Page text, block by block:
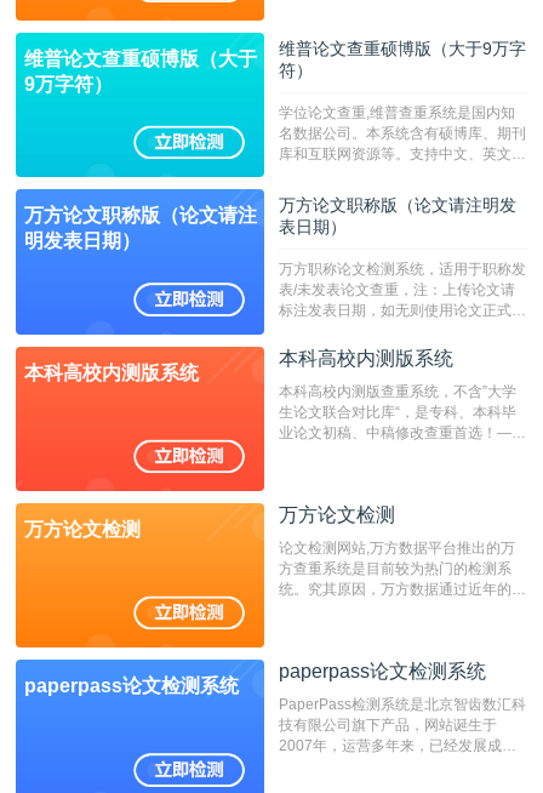
维普论文查重硕博版（大于
9万字符）
维普论文查重硕博版（大于9万字
符）
学位论文查重,维普查重系统是国内知
名数据公司。本系统含有硕博库、期刊
库和互联网资源等。支持中文、英文、
定院校！！！
万方论文职称版（论文请注
明发表日期）
万方论文职称版（论文请注明发
表日期）
万方职称论文检测系统，适用于职称发
表/未发表论文查重，注：上传论文请
标注发表日期，如无则使用论文正式发
成时间作为发表日期。
本科高校内测版系统
本科高校内测版系统
本科高校内测版查重系统，不含”大学
生论文联合对比库“，是专科、本科毕
业论文初稿、中稿修改查重首选！——
万方论文检测
万方论文检测
论文检测网站,万方数据平台推出的万
方查重系统是目前较为热门的检测系
统。究其原因，万方数据通过近年的发
非。其次，相对于知网而言，万方检测
重的推荐系统。
paperpass论文检测系统
paperpass论文检测系统
PaperPass检测系统是北京智齿数汇科
技有限公司旗下产品，网站诞生于
2007年，运营多年来，已经发展成为